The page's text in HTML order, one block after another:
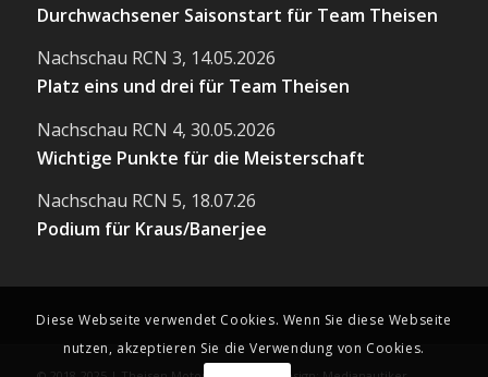
Durchwachsener Saisonstart für Team Theisen
Nachschau RCN 3, 14.05.2026
Platz eins und drei für Team Theisen
Nachschau RCN 4, 30.05.2026
Wichtige Punkte für die Meisterschaft
Nachschau RCN 5, 18.07.26
Podium für Kraus/Banerjee
Diese Webseite verwendet Cookies. Wenn Sie diese Webseite
nutzen, akzeptieren Sie die Verwendung von Cookies.